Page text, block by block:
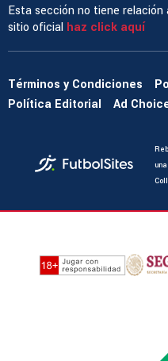
Esta sección no tiene
sitio oficial haz click aquí
Términos y Condiciones
Política Editorial
Ad